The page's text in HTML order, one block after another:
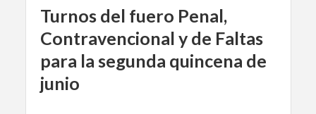
Turnos del fuero Penal,
Contravencional y de Faltas
para la segunda quincena de
junio